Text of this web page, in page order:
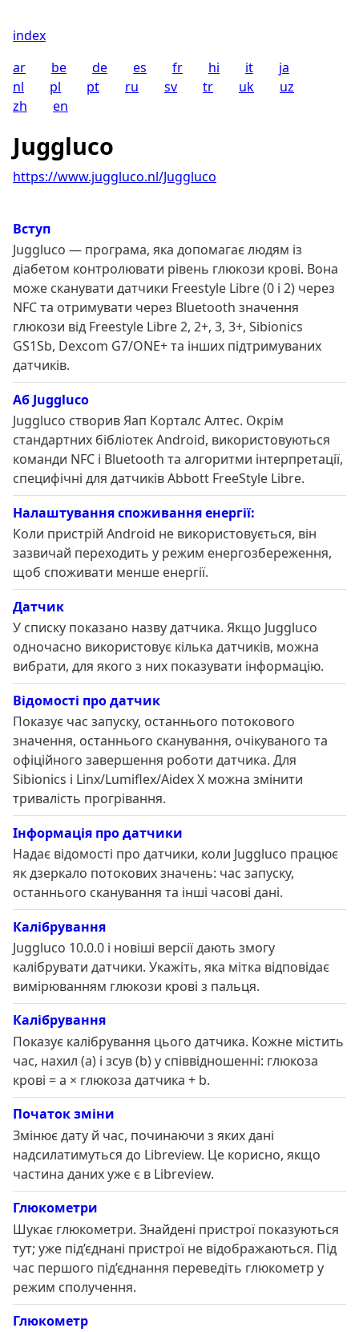
index
ar
be de es fr hi it
ja
nl
pl pt ru sv tr uk
uz
zh
en
Juggluco
https://www.juggluco.nl/Juggluco
Вступ
Juggluco — програма, яка допомагає людям із
діабетом контролювати рівень глюкози крові. Вона
може сканувати датчики Freestyle Libre (0 і 2) через
NFC та отримувати через Bluetooth значення
глюкози від Freestyle Libre 2, 2+, 3, 3+, Sibionics
GS1Sb, Dexcom G7/ONE+ та інших підтримуваних
датчиків.
Аб Juggluco
Juggluco створив Яап Корталс Алтес. Окрім
стандартних бібліотек Android, використовуються
команди NFC і Bluetooth та алгоритми інтерпретації,
специфічні для датчиків Abbott FreeStyle Libre.
Налаштування споживання енергії:
Коли пристрій Android не використовується, він
зазвичай переходить у режим енергозбереження,
щоб споживати менше енергії.
Датчик
У списку показано назву датчика. Якщо Juggluco
одночасно використовує кілька датчиків, можна
вибрати, для якого з них показувати інформацію.
Відомості про датчик
Показує час запуску, останнього потокового
значення, останнього сканування, очікуваного та
офіційного завершення роботи датчика. Для
Sibionics і Linx/Lumiflex/Aidex X можна змінити
тривалість прогрівання.
Інформація про датчики
Надає відомості про датчики, коли Juggluco працює
як дзеркало потокових значень: час запуску,
останнього сканування та інші часові дані.
Калібрування
Juggluco 10.0.0 і новіші версії дають змогу
калібрувати датчики. Укажіть, яка мітка відповідає
вимірюванням глюкози крові з пальця.
Калібрування
Показує калібрування цього датчика. Кожне містить
час, нахил (a) і зсув (b) у співвідношенні: глюкоза
крові = a × глюкоза датчика + b.
Початок зміни
Змінює дату й час, починаючи з яких дані
надсилатимуться до Libreview. Це корисно, якщо
частина даних уже є в Libreview.
Глюкометри
Шукає глюкометри. Знайдені пристрої показуються
тут; уже під’єднані пристрої не відображаються. Під
час першого під’єднання переведіть глюкометр у
режим сполучення.
Глюкометр